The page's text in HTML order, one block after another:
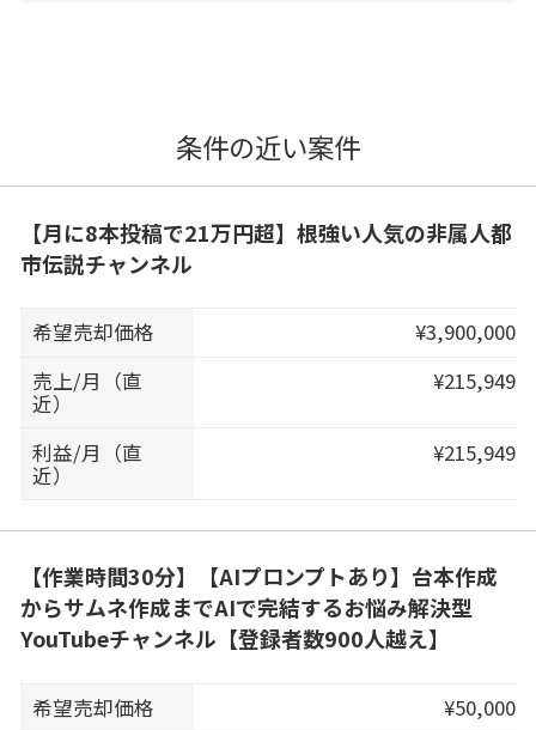
条件の近い案件
【月に8本投稿で21万円超】根強い人気の非属人都
市伝説チャンネル
希望売却価格
¥3,900,000
売上/月（直
近）
¥215,949
利益/月（直
近）
¥215,949
【作業時間30分】【AIプロンプトあり】台本作成
からサムネ作成までAIで完結するお悩み解決型
YouTubeチャンネル【登録者数900人越え】
希望売却価格
¥50,000